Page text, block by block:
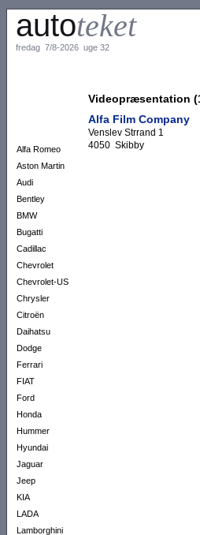
autoteket
fredag 7/8-2026 uge 32
Alfa Romeo
Aston Martin
Audi
Bentley
BMW
Bugatti
Cadillac
Chevrolet
Chevrolet-US
Chrysler
Citroën
Daihatsu
Dodge
Ferrari
FIAT
Ford
Honda
Hummer
Hyundai
Jaguar
Jeep
KIA
LADA
Lamborghini
Videopræsentation
Alfa Film Company
Venslev Strrand 1
4050 Skibby